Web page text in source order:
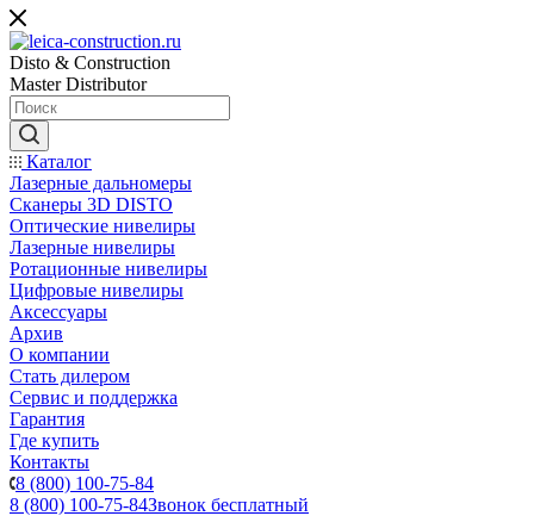
Disto & Construction
Master Distributor
Каталог
Лазерные дальномеры
Сканеры 3D DISTO
Оптические нивелиры
Лазерные нивелиры
Ротационные нивелиры
Цифровые нивелиры
Аксессуары
Архив
О компании
Стать дилером
Сервис и поддержка
Гарантия
Где купить
Контакты
8 (800) 100-75-84
8 (800) 100-75-84Звонок бесплатный